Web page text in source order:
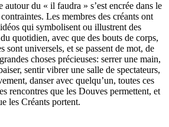
du « il faudra » s’est encrée dans le
Les membres des créants ont
qui symbolisent ou illustrent des
quotidien, avec que des bouts de corps,
sont universels, et se passent de mot, de
choses précieuses: serrer une main,
sentir vibrer une salle de spectateurs,
danser avec quelqu’un, toutes ces
rencontres que les Douves permettent, et
les Créants portent.